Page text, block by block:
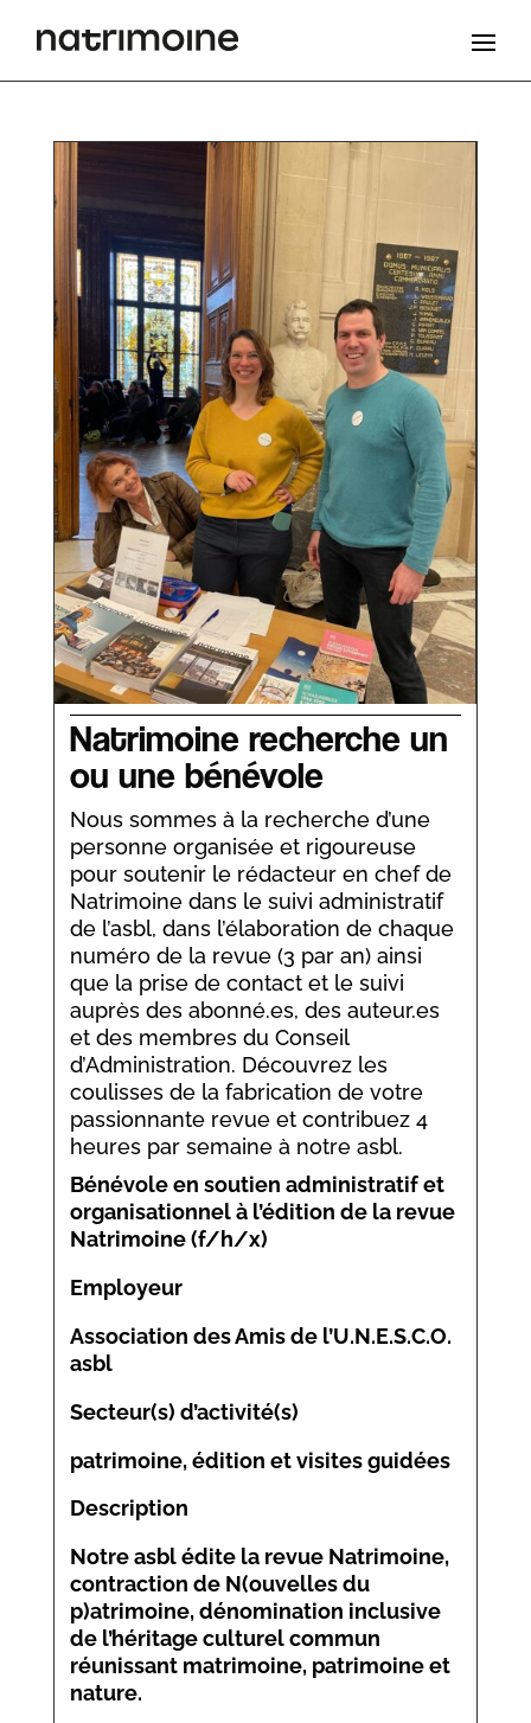
Natrimoine recherche un
ou une bénévole
Nous sommes à la recherche d’une
personne organisée et rigoureuse
pour soutenir le rédacteur en chef de
Natrimoine dans le suivi administratif
de l’asbl, dans l’élaboration de chaque
numéro de la revue (3 par an) ainsi
que la prise de contact et le suivi
auprès des abonné.es, des auteur.es
et des membres du Conseil
d’Administration. Découvrez les
coulisses de la fabrication de votre
passionnante revue et contribuez 4
heures par semaine à notre asbl.
Bénévole en soutien administratif et
organisationnel à l’édition de la revue
Natrimoine (f/h/x)
Employeur
Association des Amis de l’U.N.E.S.C.O.
asbl
Secteur(s) d’activité(s)
patrimoine, édition et visites guidées
Description
Notre asbl édite la revue Natrimoine,
contraction de N(ouvelles du
p)atrimoine, dénomination inclusive
de l’héritage culturel commun
réunissant matrimoine, patrimoine et
nature.